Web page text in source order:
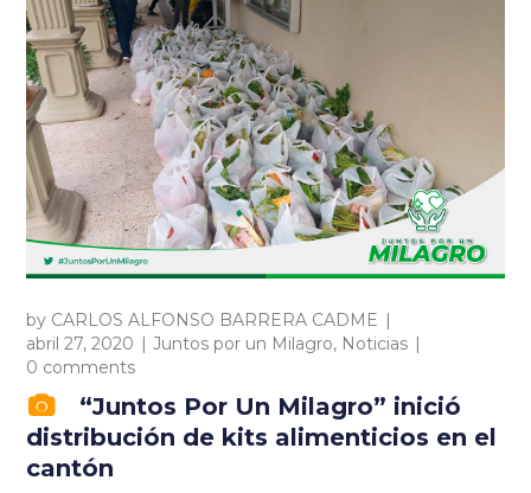
by CARLOS ALFONSO BARRERA CADME
abril 27, 2020
Juntos por un Milagro, Noticias
0 comments
“Juntos Por Un Milagro” inició
distribución de kits alimenticios en el
cantón